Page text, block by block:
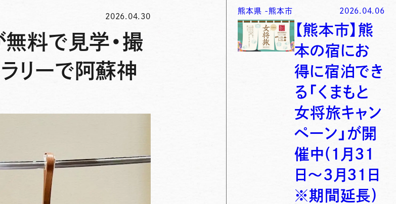
2026.04.30
無料で見学・撮
リーで阿蘇神
熊本県 -熊本市 2026.04.06
【熊本市】熊
本の宿にお
得に宿泊でき
る「くまもと
女将旅キャン
ペーン」が開
催中(1月31
日〜3月31日
※期間延長)